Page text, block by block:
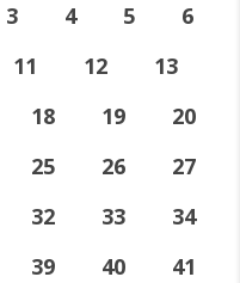
3 4 5
6
11 12
13
18 19
20
25 26
27
32 33
34
39 40
41